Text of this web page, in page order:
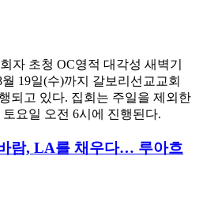
자 초청 OC영적 대각성 새벽기
19일(수)까지 갈보리선교교회
되고 있다. 집회는 주일을 제외한
요일 오전 6시에 진행된다.
바람, LA를 채우다… 루아흐